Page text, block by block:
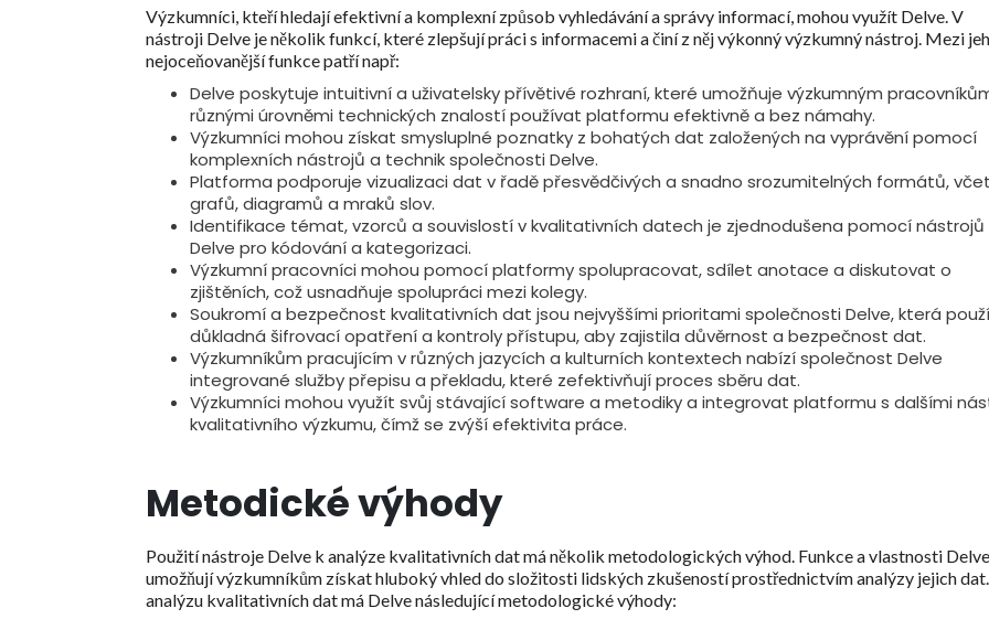
Výzkumníci, kteří hledají efektivní a komplexní způsob vyhledávání a správy informací, mohou využít Delve. V
nástroji Delve je několik funkcí, které zlepšují práci s informacemi a činí z něj výkonný výzkumný nástroj. Mezi
nejoceňovanější funkce patří např:
Delve poskytuje intuitivní a uživatelsky přívětivé rozhraní, které umožňuje výzkumným
různými úrovněmi technických znalostí používat platformu efektivně a bez námahy.
Výzkumníci mohou získat smysluplné poznatky z bohatých dat založených na vyprávění pomocí
komplexních nástrojů a technik společnosti Delve.
Platforma podporuje vizualizaci dat v řadě přesvědčivých a snadno srozumitelných formátů,
grafů, diagramů a mraků slov.
Identifikace témat, vzorců a souvislostí v kvalitativních datech je zjednodušena pomocí nástrojů
Delve pro kódování a kategorizaci.
Výzkumní pracovníci mohou pomocí platformy spolupracovat, sdílet anotace a diskutovat o
zjištěních, což usnadňuje spolupráci mezi kolegy.
Soukromí a bezpečnost kvalitativních dat jsou nejvyššími prioritami společnosti Delve, která
důkladná šifrovací opatření a kontroly přístupu, aby zajistila důvěrnost a bezpečnost dat.
Výzkumníkům pracujícím v různých jazycích a kulturních kontextech nabízí společnost Delve
integrované služby přepisu a překladu, které zefektivňují proces sběru dat.
Výzkumníci mohou využít svůj stávající software a metodiky a integrovat platformu s dalšími
kvalitativního výzkumu, čímž se zvýší efektivita práce.
Metodické výhody
Použití nástroje Delve k analýze kvalitativních dat má několik metodologických výhod. Funkce a vlastnosti Delve
umožňují výzkumníkům získat hluboký vhled do složitosti lidských zkušeností prostřednictvím analýzy jejich
analýzu kvalitativních dat má Delve následující metodologické výhody: